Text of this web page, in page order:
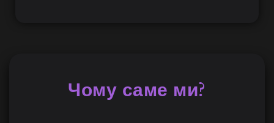
Чому саме ми?